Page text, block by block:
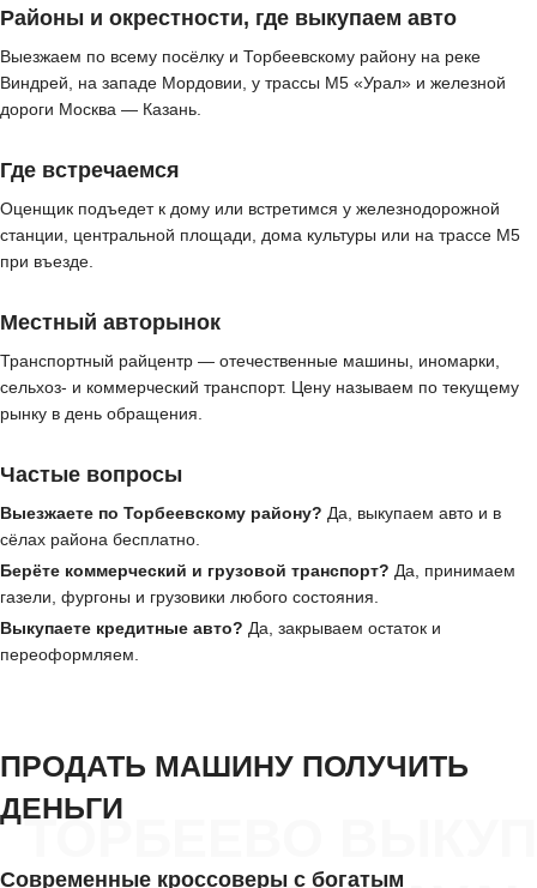
Районы и окрестности, где выкупаем авто
Выезжаем по всему посёлку и Торбеевскому району на реке
Виндрей, на западе Мордовии, у трассы М5 «Урал» и железной
дороги Москва — Казань.
Где встречаемся
Оценщик подъедет к дому или встретимся у железнодорожной
станции, центральной площади, дома культуры или на трассе М5
при въезде.
Местный авторынок
Транспортный райцентр — отечественные машины, иномарки,
сельхоз- и коммерческий транспорт. Цену называем по текущему
рынку в день обращения.
Частые вопросы
Выезжаете по Торбеевскому району? Да, выкупаем авто и в
сёлах района бесплатно.
Берёте коммерческий и грузовой транспорт? Да, принимаем
газели, фургоны и грузовики любого состояния.
Выкупаете кредитные авто? Да, закрываем остаток и
переоформляем.
ТОРБЕЕВО ВЫКУП
ПРОДАТЬ МАШИНУ ПОЛУЧИТЬ
ДЕНЬГИ
Современные кроссоверы с богатым